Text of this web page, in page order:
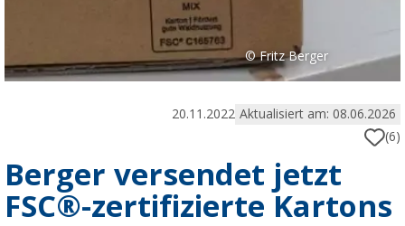
© Fritz Berger
20.11.2022 Aktualisiert am: 08.06.2026
(6)
Berger versendet jetzt
FSC®-zertifizierte Kartons